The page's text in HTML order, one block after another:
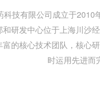
科技有限公司成立于
和研发中心位于上海川沙
富的核心技术团队，核心
时运用先进而